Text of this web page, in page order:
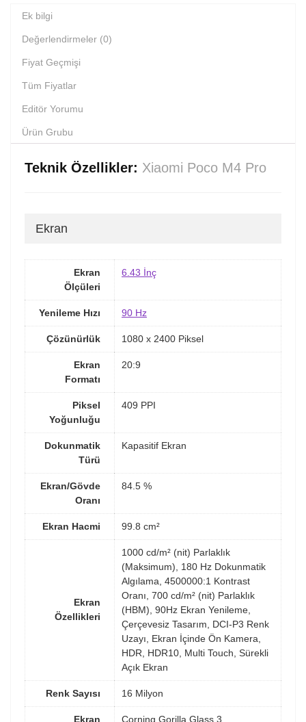
Ek bilgi
Değerlendirmeler (0)
Fiyat Geçmişi
Tüm Fiyatlar
Editör Yorumu
Ürün Grubu
Teknik Özellikler: Xiaomi Poco M4 Pro
Ekran
Ekran
Ölçüleri
6.43 İnç
Yenileme Hızı 90 Hz
Çözünürlük 1080 x 2400 Piksel
Ekran
Formatı
20:9
Piksel
Yoğunluğu
409 PPI
Dokunmatik
Türü
Kapasitif Ekran
Ekran/Gövde
Oranı
84.5 %
Ekran Hacmi 99.8 cm²
Ekran
Özellikleri
1000 cd/m² (nit) Parlaklık
(Maksimum), 180 Hz Dokunmatik
Algılama, 4500000:1 Kontrast
Oranı, 700 cd/m² (nit) Parlaklık
(HBM), 90Hz Ekran Yenileme,
Çerçevesiz Tasarım, DCI-P3 Renk
Uzayı, Ekran İçinde Ön Kamera,
HDR, HDR10, Multi Touch, Sürekli
Açık Ekran
Renk Sayısı 16 Milyon
Ekran
Corning Gorilla Glass 3